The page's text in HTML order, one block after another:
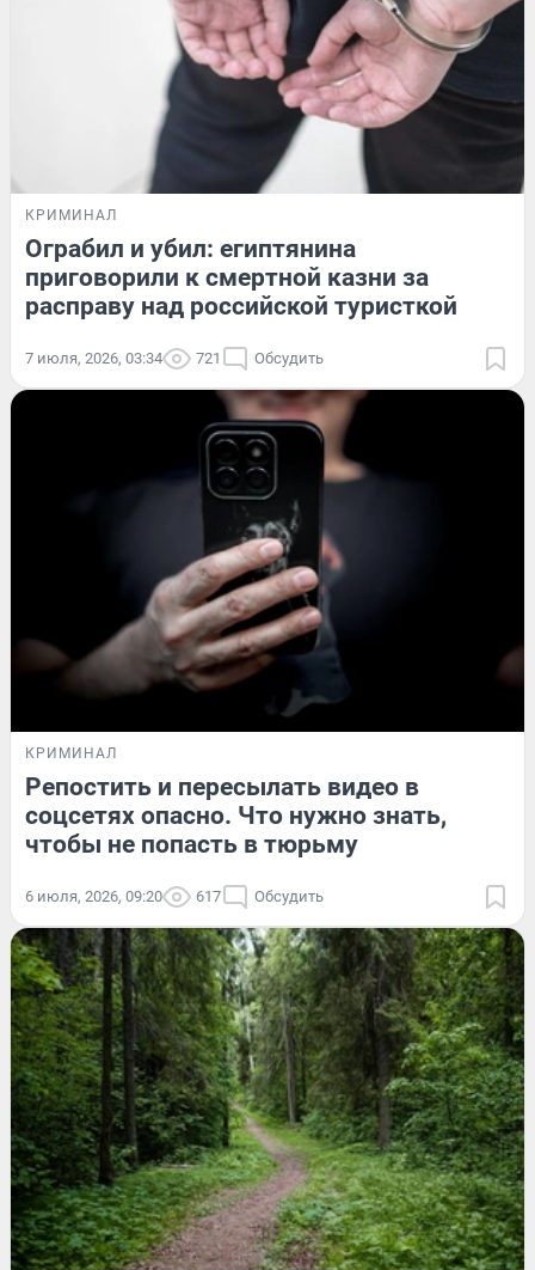
КРИМИНАЛ
Ограбил и убил: египтянина
приговорили к смертной казни за
расправу над российской туристкой
7 июля, 2026, 03:34 721 Обсудить
КРИМИНАЛ
Репостить и пересылать видео в
соцсетях опасно. Что нужно знать,
чтобы не попасть в тюрьму
6 июля, 2026, 09:20 617 Обсудить